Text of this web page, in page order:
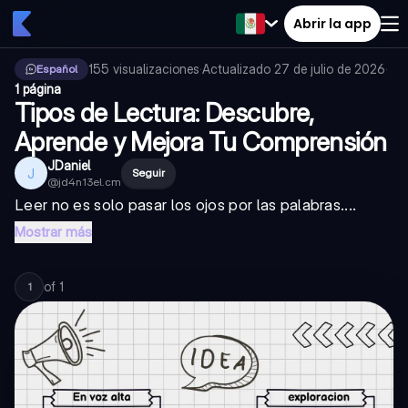
Abrir la app
Español 155 visualizaciones·Actualizado 27 de julio de 2026·
1 página
Tipos de Lectura: Descubre,
Aprende y Mejora Tu Comprensión
J JDaniel
@jd4n13el.cm
Seguir
Leer no es solo pasar los ojos por las palabras....
Mostrar más
1 of 1